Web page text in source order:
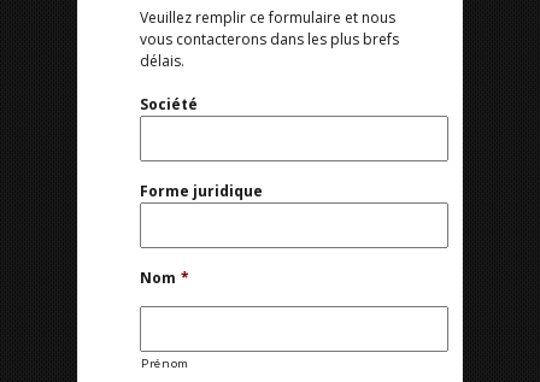
Veuillez remplir ce formulaire et nous
vous contacterons dans les plus brefs
délais.
Société
Forme juridique
Nom *
Prénom